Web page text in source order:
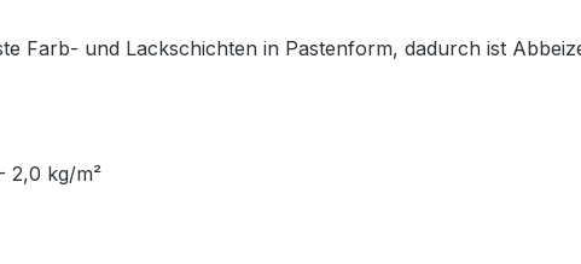
Farb- und Lackschichten in Pastenform, dadurch ist
2,0 kg/m²